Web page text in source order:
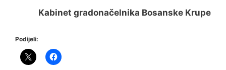
Kabinet gradonačelnika Bosanske Krupe
Podijeli: